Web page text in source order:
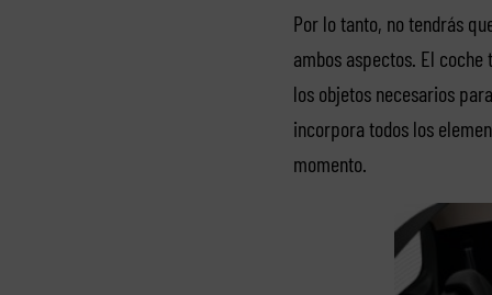
Por lo tanto, no tendrás
ambos aspectos. El
los objetos necesarios
incorpora todos los
momento.